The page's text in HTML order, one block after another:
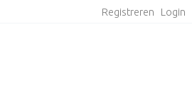
Registreren Login